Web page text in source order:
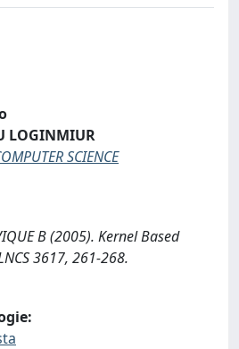
LOGINMIUR
SCIENCE
B (2005). Kernel Based
3617, 261-268.